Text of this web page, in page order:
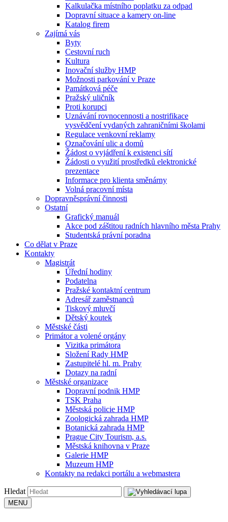
Kalkulačka místního poplatku za odpad
Dopravní situace a kamery on-line
Katalog firem
Zajímá vás
Byty
Cestovní ruch
Kultura
Inovační služby HMP
Možnosti parkování v Praze
Památková péče
Pražský uličník
Proti korupci
Uznávání rovnocennosti a nostrifikace
vysvědčení vydaných zahraničními školami
Regulace venkovní reklamy
Označování ulic a domů
Žádost o vyjádření k existenci sítí
Žádosti o využití prostředků elektronické
prezentace
Informace pro klienta směnárny
Volná pracovní místa
Dopravněsprávní činnosti
Ostatní
Grafický manuál
Akce pod záštitou radních hlavního města Prahy
Studentská právní poradna
Co dělat v Praze
Kontakty
Magistrát
Úřední hodiny
Podatelna
Pražské kontaktní centrum
Adresář zaměstnanců
Tiskový mluvčí
Dětský koutek
Městské části
Primátor a volené orgány
Vizitka primátora
Složení Rady HMP
Zastupitelé hl. m. Prahy
Dotazy na radní
Městské organizace
Dopravní podnik HMP
TSK Praha
Městská policie HMP
Zoologická zahrada HMP
Botanická zahrada HMP
Prague City Tourism, a.s.
Městská knihovna v Praze
Galerie HMP
Muzeum HMP
Kontakty na redakci portálu a webmastera
Hledat
MENU